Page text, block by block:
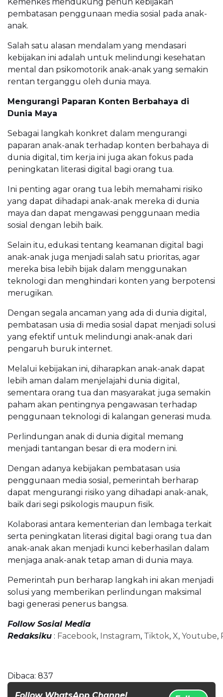
pembatasan penggunaan media sosial pada anak-
anak.
Salah satu alasan mendalam yang mendasari
kebijakan ini adalah untuk melindungi kesehatan
mental dan psikomotorik anak-anak yang semakin
rentan terganggu oleh dunia maya.
Mengurangi Paparan Konten Berbahaya di
Dunia Maya
Sebagai langkah konkret dalam mengurangi
paparan anak-anak terhadap konten berbahaya di
dunia digital, tim kerja ini juga akan fokus pada
peningkatan literasi digital bagi orang tua.
Ini penting agar orang tua lebih memahami risiko
yang dapat dihadapi anak-anak mereka di dunia
maya dan dapat mengawasi penggunaan media
sosial dengan lebih baik.
Selain itu, edukasi tentang keamanan digital bagi
anak-anak juga menjadi salah satu prioritas, agar
mereka bisa lebih bijak dalam menggunakan
teknologi dan menghindari konten yang berpotensi
merugikan.
Dengan segala ancaman yang ada di dunia digital,
pembatasan usia di media sosial dapat menjadi solusi
yang efektif untuk melindungi anak-anak dari
pengaruh buruk internet.
Melalui kebijakan ini, diharapkan anak-anak dapat
lebih aman dalam menjelajahi dunia digital,
sementara orang tua dan masyarakat juga semakin
paham akan pentingnya pengawasan terhadap
penggunaan teknologi di kalangan generasi muda.
Perlindungan anak di dunia digital memang
menjadi tantangan besar di era modern ini.
Dengan adanya kebijakan pembatasan usia
penggunaan media sosial, pemerintah berharap
dapat mengurangi risiko yang dihadapi anak-anak,
baik dari segi psikologis maupun fisik.
Kolaborasi antara kementerian dan lembaga terkait
serta peningkatan literasi digital bagi orang tua dan
anak-anak akan menjadi kunci keberhasilan dalam
menjaga anak-anak tetap aman di dunia maya.
Pemerintah pun berharap langkah ini akan menjadi
solusi yang memberikan perlindungan maksimal
bagi generasi penerus bangsa.
Follow Sosial Media
Redaksiku : Facebook, Instagram, Tiktok, X, Youtube,
Dibaca: 837
Follow WhatsApp Channel